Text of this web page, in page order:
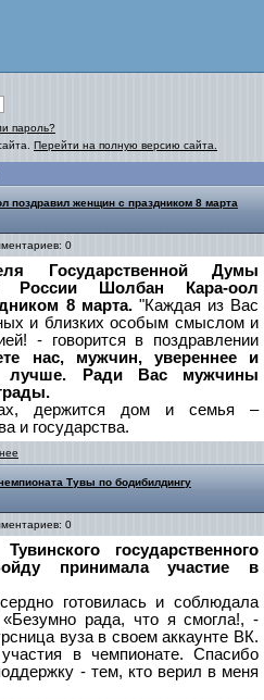
пароль?
Перейти на полную версию сайта.
поздравил женщин с праздником 8 марта
0
Государственной Думы
России Шолбан Кара-оол
8 марта. "Каждая из Вас
и близких особым смыслом и
- говорится в поздравлении
нас, мужчин, увереннее и
лучше. Ради Вас мужчины
держится дом и семья –
и государства.
Тувы по бодибилдингу
0
государственного
принимала участие в
готовилась и соблюдала
«Безумно рада, что я смогла!, -
вуза в своем аккаунте ВК.
в чемпионате. Спасибо
- тем, кто верил в меня